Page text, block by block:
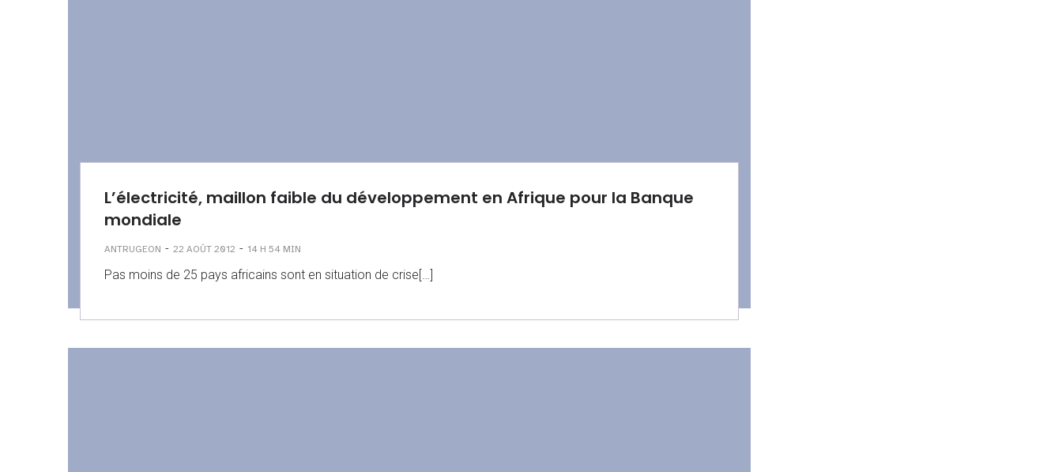
L’électricité, maillon faible du développement en Afrique pour la Banque
mondiale
ANTRUGEON - 22 AOÛT 2012 - 14 H 54 MIN
Pas moins de 25 pays africains sont en situation de crise[…]